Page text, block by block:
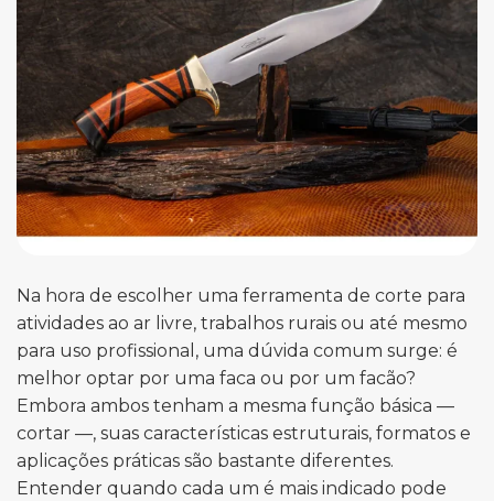
Na hora de escolher uma ferramenta de corte para
atividades ao ar livre, trabalhos rurais ou até mesmo
para uso profissional, uma dúvida comum surge: é
melhor optar por uma faca ou por um facão?
Embora ambos tenham a mesma função básica —
cortar —, suas características estruturais, formatos e
aplicações práticas são bastante diferentes.
Entender quando cada um é mais indicado pode